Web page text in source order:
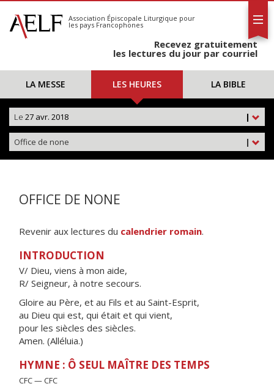
S'abonner
Calendrier
Association Épiscopale Liturgique pour
les pays Francophones
Recevez gratuitement
les lectures du jour par courriel
LA MESSE LES HEURES LA BIBLE
|
Le 27 avr. 2018
|
Office de none
OFFICE DE NONE
Revenir aux lectures du calendrier romain.
INTRODUCTION
V/ Dieu, viens à mon aide,
R/ Seigneur, à notre secours.
Gloire au Père, et au Fils et au Saint-Esprit,
au Dieu qui est, qui était et qui vient,
pour les siècles des siècles.
Amen. (Alléluia.)
HYMNE : Ô SEUL MAÎTRE DES TEMPS
CFC — CFC